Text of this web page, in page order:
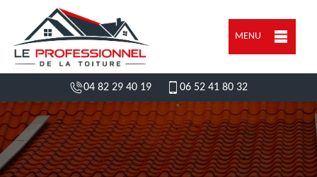
MENU
04 82 29 40 19 06 52 41 80 32